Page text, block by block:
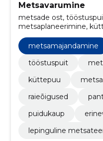
Metsavarumine
metsade ost,
metsaplaneerimine,
Raieõigused, pantidega
erinevad puuliigid
metsamajandamine
tööstuspuit
küttepuu
raieõigused
puidukaup
lepinguline